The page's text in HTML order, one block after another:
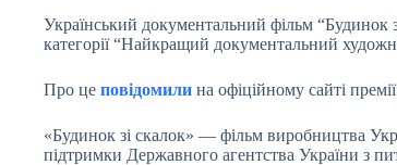
Український документальний фільм “Будинок
категорії “Найкращий документальний
Про це повідомили на офіційному сайті
«Будинок зі скалок» — фільм виробництва
підтримки Державного агентства України з